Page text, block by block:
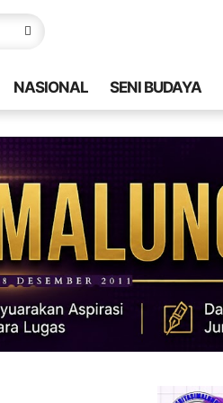
NASIONAL SENI BUDAYA